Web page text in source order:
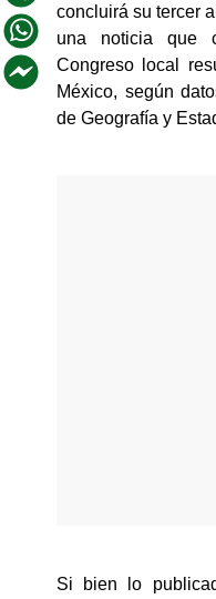
concluirá su tercer
una noticia que
Congreso local
México, según
de Geografía y
Si bien lo